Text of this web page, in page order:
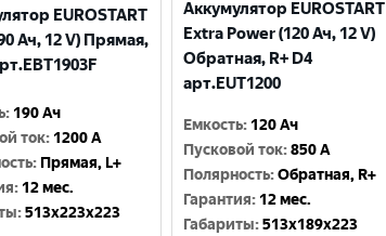
EUROSTART
Ач, 12 V) Прямая,
: 190 Ач
ток: 1200 A
: Прямая, L+
: 12 мес.
:513x223x223
Аккумулятор EUROSTART
Extra Power (120 Ач, 12 V)
Обратная, R+ D4
арт.EUT1200
Емкость: 120 Ач
Пусковой ток:850 A
Полярность:Обратная, R+
Гарантия: 12 мес.
Габариты:513x189x223